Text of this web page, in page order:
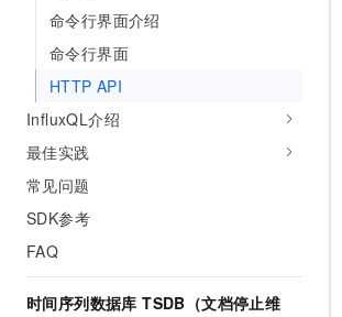
命令行界面介绍
命令行界面
HTTP API
InfluxQL介绍
最佳实践
常见问题
SDK参考
FAQ
时间序列数据库 TSDB（文档停止维
中间件
数据库
大数据计算
媒体服务
企业服务与云通信
域名与网站
可观测
上云与迁云
政企业务